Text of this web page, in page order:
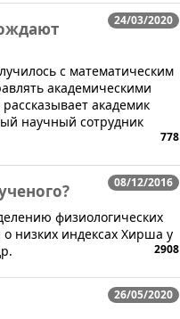
24/03/2020
с математическим
академическими
академик
научный сотрудник
778
08/12/2016
физиологических
низких индексах Хирша у
2908
26/05/2020